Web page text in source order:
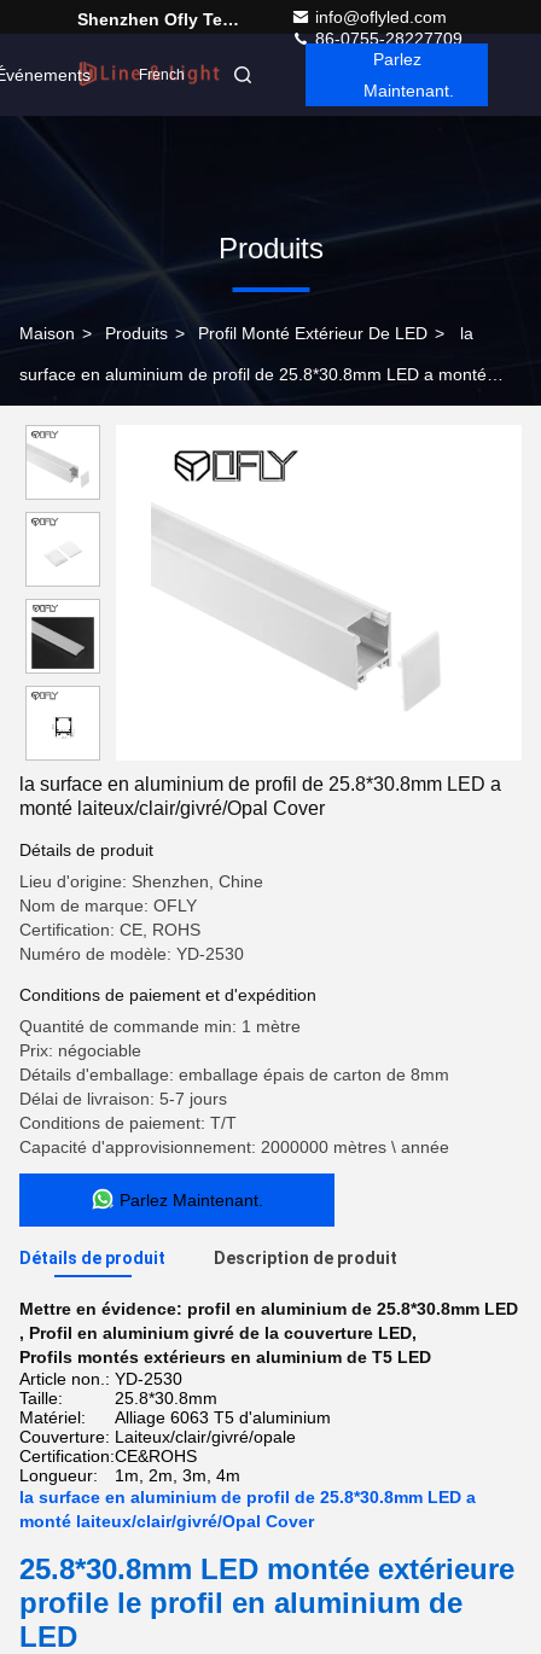
Shenzhen Ofly Technology Co.,Limited
info@oflyled.com
86-0755-28227709
French
Parlez
Maintenant.
Produits
Maison > Produits > Profil Monté Extérieur De LED > la
surface en aluminium de profil de 25.8*30.8mm LED a monté
la surface en aluminium de profil de 25.8*30.8mm LED a
monté laiteux/clair/givré/Opal Cover
Détails de produit
Lieu d'origine: Shenzhen, Chine
Nom de marque: OFLY
Certification: CE, ROHS
Numéro de modèle: YD-2530
Conditions de paiement et d'expédition
Quantité de commande min: 1 mètre
Prix: négociable
Détails d'emballage: emballage épais de carton de 8mm
Délai de livraison: 5-7 jours
Conditions de paiement: T/T
Capacité d'approvisionnement: 2000000 mètres \ année
Parlez Maintenant.
Détails de produit Description de produit
Mettre en évidence: profil en aluminium de 25.8*30.8mm LED
, Profil en aluminium givré de la couverture LED,
Profils montés extérieurs en aluminium de T5 LED
Article non.: YD-2530
Taille:
25.8*30.8mm
Matériel:
Alliage 6063 T5 d'aluminium
Couverture: Laiteux/clair/givré/opale
Certification:CE&ROHS
Longueur:
1m, 2m, 3m, 4m
la surface en aluminium de profil de 25.8*30.8mm LED a
monté laiteux/clair/givré/Opal Cover
25.8*30.8mm LED montée extérieure
profile le profil en aluminium de
LED